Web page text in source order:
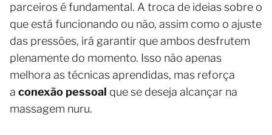
parceiros é fundamental. A troca de ideias sobre o
que está funcionando ou não, assim como o ajuste
das pressões, irá garantir que ambos desfrutem
plenamente do momento. Isso não apenas
melhora as técnicas aprendidas, mas reforça
a conexão pessoal que se deseja alcançar na
massagem nuru.